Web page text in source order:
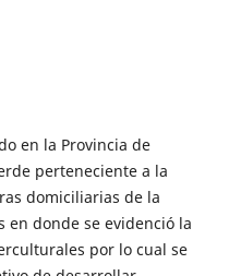
en la Provincia de
perteneciente a la
domiciliarias de la
en donde se evidenció la
por lo cual se